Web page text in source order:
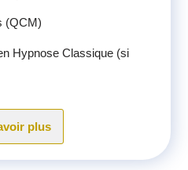
(QCM)
Hypnose Classique (si
plus